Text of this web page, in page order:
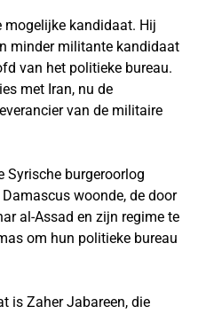
mogelijke kandidaat. Hij
minder militante kandidaat
van het politieke bureau.
met Iran, nu de
van de militaire
Syrische burgeroorlog
woonde, de door
al-Assad en zijn regime te
om hun politieke bureau
is Zaher Jabareen, die